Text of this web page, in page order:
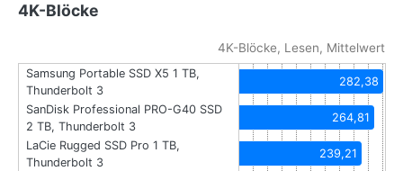
4K-Blöcke
4K-Blöcke, Lesen, Mittelwert
Samsung Portable SSD X5 1 TB,
Thunderbolt 3
282,38
SanDisk Professional PRO-G40 SSD
2 TB, Thunderbolt 3
264,81
LaCie Rugged SSD Pro 1 TB,
Thunderbolt 3
239,21